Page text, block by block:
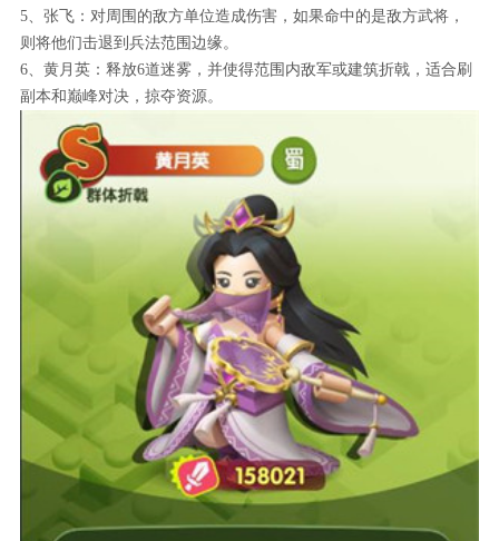
5、张飞：对周围的敌方单位造成伤害，如果命中的是敌方武将，
则将他们击退到兵法范围边缘。
6、黄月英：释放6道迷雾，并使得范围内敌军或建筑折戟，适合刷
副本和巅峰对决，掠夺资源。